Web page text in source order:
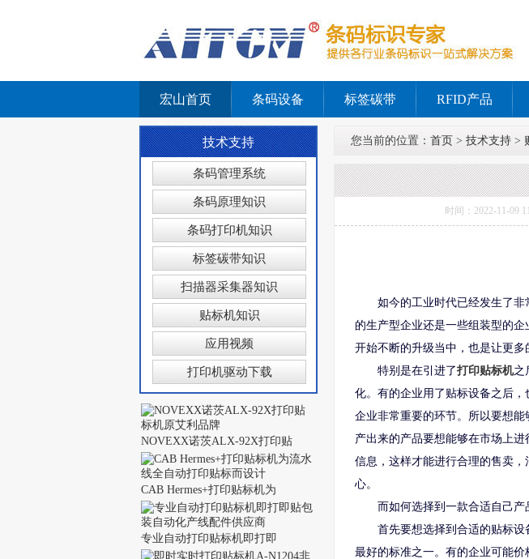
宏山首页 条码设备 标签碳带 RFID产品
技术支持
条码管理系统
条码原理知识
条码打印机知识
标签碳带知识
扫描器采集器知识
贴标机知识
应用视频
打印机驱动下载
NOVEXX诺茨ALX-92X打印贴
CAB Hermes+打印贴标机为
专业自动打印贴标机即打即
您当前的位置： 首页 > 技术支持 >
时间：2022-11-
如今的工业时代已经发生了
的生产型企业还是一些组装型的
开始不断的升级当中，也是让更多
特别是在引进了打印贴标机之
化。有的企业用了贴标设备之后
企业非常重要的环节。所以要想
产出来的产品要想能够在市场上
信息，这样才能进行合理的售卖
心。
而如何选择到一款合适自己产
首先要想选择到合适的贴标
最好的标准之一。有的企业可能